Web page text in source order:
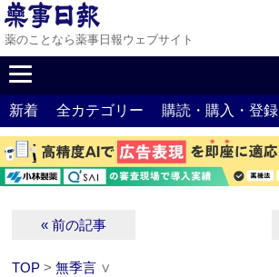
薬のことなら薬事日報ウェブサイト
新着 全カテゴリー 購読・購入・登録
« 前の記事
TOP >無季言 ∨